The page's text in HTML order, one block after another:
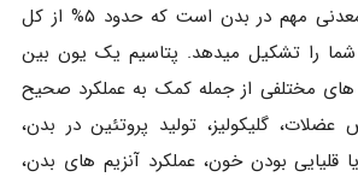
پتاسیم یکی از مواد معدنی مهم در بدن است که حدود ۵% از کل
شما را تشکیل میدهد. پتاسیم یک یون بین
مختلفی از جمله کمک به عملکرد صحیح
گلیکولیز، تولید پروتئین در بدن،
قلیایی بودن خون، عملکرد آنزیم های بدن،